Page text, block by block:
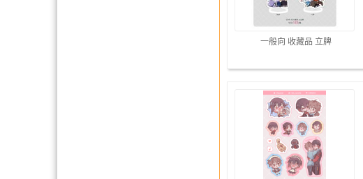
一般向 收藏品 立牌